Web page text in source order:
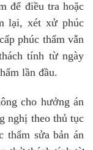
để điều tra hoặc
lại, xét xử phúc
phúc thẩm vẫn
tính từ ngày
lần đầu.
cho hưởng án
nghị theo thủ tục
thẩm sửa bản án